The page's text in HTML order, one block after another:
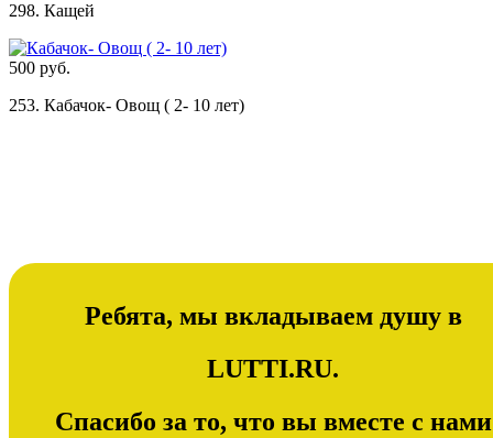
298. Кащей
500 руб.
253. Кабачок- Овощ ( 2- 10 лет)
Ребята, мы вкладываем душу в
LUTTI.RU.
Спасибо за то, что вы вместе с нами